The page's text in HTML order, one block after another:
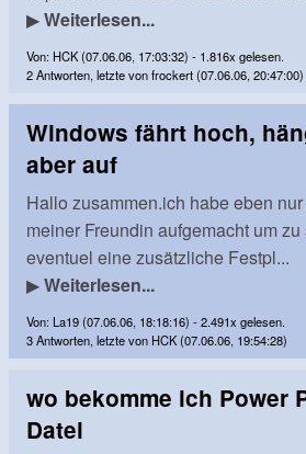
▶Weiterlesen...
Von: HCK (07.06.06, 17:03:32) - 1.816x gelesen.
2 Antworten, letzte von frockert (07.06.06, 20:47:00)
Windows fährt hoch,
aber auf
Hallo zusammen.ich habe eben
meiner Freundin aufgemacht um
eventuel eine zusätzliche Festpl...
▶Weiterlesen...
Von: La19 (07.06.06, 18:18:16) - 2.491x gelesen.
3 Antworten, letzte von HCK (07.06.06, 19:54:28)
wo bekomme ich Power
Datei